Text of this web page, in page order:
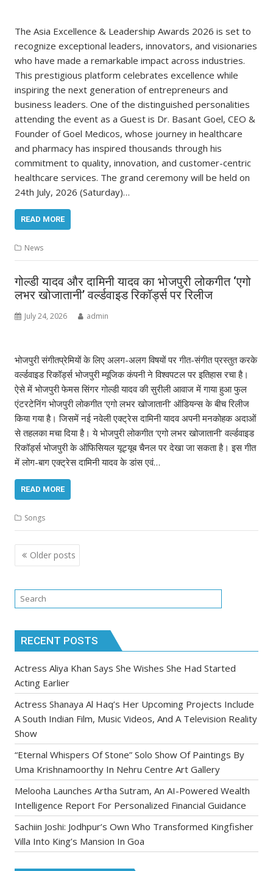
The Asia Excellence & Leadership Awards 2026 is set to
recognize exceptional leaders, innovators, and visionaries
who have made a remarkable impact across industries.
This prestigious platform celebrates excellence while
inspiring the next generation of entrepreneurs and
business leaders. One of the distinguished personalities
attending the event as a Guest is Dr. Basant Goel, CEO &
Founder of Goel Medicos, whose journey in healthcare
and pharmacy has inspired thousands through his
commitment to quality, innovation, and customer-centric
healthcare services. The grand ceremony will be held on
24th July, 2026 (Saturday)…
READ MORE
News
गोल्डी यादव और दामिनी यादव का भोजपुरी लोकगीत ‘एगो
लभर खोजातानी’ वर्ल्डवाइड रिकॉर्ड्स पर रिलीज
July 24, 2026 admin
भोजपुरी संगीतप्रेमियों के लिए अलग-अलग विषयों पर गीत-संगीत प्रस्तुत करके
वर्ल्डवाइड रिकॉर्ड्स भोजपुरी म्यूजिक कंपनी ने विश्वपटल पर इतिहास रचा है।
ऐसे में भोजपुरी फेमस सिंगर गोल्डी यादव की सुरीली आवाज में गाया हुआ फुल
एंटरटेनिंग भोजपुरी लोकगीत ‘एगो लभर खोजातानी’ ऑडियन्स के बीच रिलीज
किया गया है। जिसमें नई नवेली एक्ट्रेस दामिनी यादव अपनी मनकोहक अदाओं
से तहलका मचा दिया है। ये भोजपुरी लोकगीत ‘एगो लभर खोजातानी’ वर्ल्डवाइड
रिकॉर्ड्स भोजपुरी के ऑफिसियल यूट्यूब चैनल पर देखा जा सकता है। इस गीत
में लोग-बाग एक्ट्रेस दामिनी यादव के डांस एवं…
READ MORE
Songs
Posts
navigation
Older posts
RECENT POSTS
Actress Aliya Khan Says She Wishes She Had Started
Acting Earlier
Actress Shanaya Al Haq’s Her Upcoming Projects Include
A South Indian Film, Music Videos, And A Television Reality
Show
“Eternal Whispers Of Stone” Solo Show Of Paintings By
Uma Krishnamoorthy In Nehru Centre Art Gallery
Melooha Launches Artha Sutram, An AI-Powered Wealth
Intelligence Report For Personalized Financial Guidance
Sachiin Joshi: Jodhpur’s Own Who Transformed Kingfisher
Villa Into King’s Mansion In Goa